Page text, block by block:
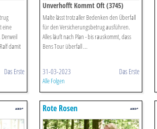
eine
damit
Das Erste
Unverhofft Kommt Oft (3745)
Malte lässt trotz aller Bedenken den Überfall
für den Versicherungsbetrug ausführen.
Alles läuft nach Plan - bis rauskommt, dass
Bens Tour überfall ...
31-03-2023 Das Erste
Alle Folgen
Rote Rosen